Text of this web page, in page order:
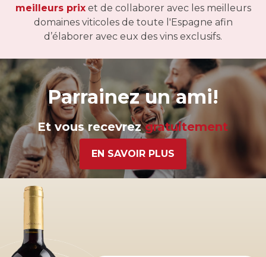
meilleurs prixet de collaborer avec les meilleurs
domaines viticoles de toute l'Espagne afin
d’élaborer avec eux des vins exclusifs.
Parrainez un ami!
Et vous recevrezgratuitement
EN SAVOIR PLUS